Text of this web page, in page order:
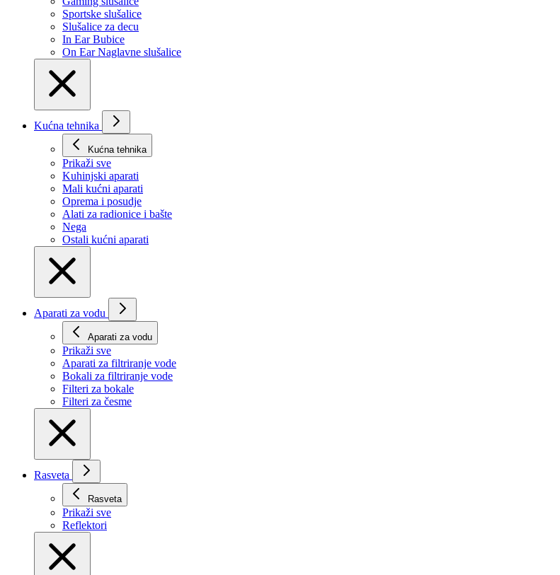
Sportske slušalice
Slušalice za decu
In Ear Bubice
On Ear Naglavne slušalice
Kućna tehnika
Kućna tehnika
Prikaži svе
Kuhinjski aparati
Mali kućni aparati
Oprema i posudje
Alati za radionice i bašte
Nega
Ostali kućni aparati
Aparati za vodu
Aparati za vodu
Prikaži svе
Aparati za filtriranje vode
Bokali za filtriranje vode
Filteri za bokale
Filteri za česme
Rasveta
Rasveta
Prikaži svе
Reflektori